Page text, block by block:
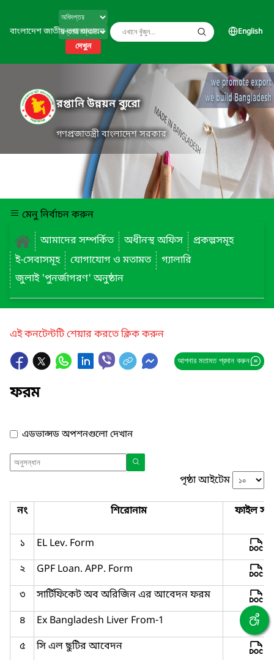
বাংলাদেশ জাতীয় তথ্য বাতায়ন
দেখুন
English
রপ্তানি উন্নয়ন ব্যুরো
গণপ্রজাতন্ত্রী বাংলাদেশ সরকার
মেনু নির্বাচন করুন
আমাদের সম্পর্কিত
অধীনস্থ অফিস
প্রকল্পসমূহ
ই-সেবাসমূহ
যোগাযোগ ও মতামত
গ্যালারি
জুলাই 'পুনর্জাগরণ' অনুষ্ঠান
এই কনটেন্টটি শেয়ার করতে ক্লিক করুন
আপনার মতামত প্রদান করুন
ফরম
এডভান্সড অপশনগুলো দেখান
পৃষ্ঠা আইটেম
নং শিরোনাম ফাইল
১
EL Lev. Form
২
GPF Loan. APP. Form
৩
সার্টিফিকেট অব অরিজিন এর আবেদন ফরম
৪
Ex Bangladesh Liver From-1
৫
সি এল ছুটির আবেদন